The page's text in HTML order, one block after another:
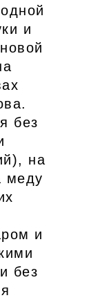
и
без
на
меду
и
без